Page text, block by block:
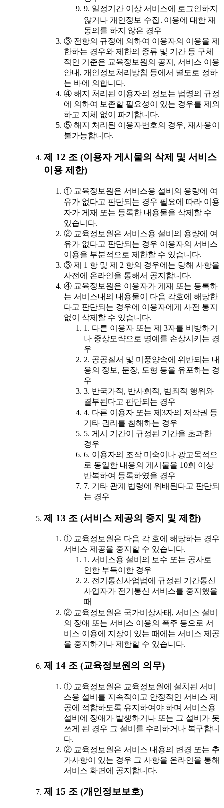
9. 일정기간 이상 서비스에 로그인하지
않거나 개인정보 수집․이용에 대한 재
동의를 하지 않은 경우
③ 전항의 규정에 의하여 이용자의 이용을 제
한하는 경우와 제한의 종류 및 기간 등 구체
적인 기준은 교육정보원의 공지, 서비스 이용
안내, 개인정보처리방침 등에서 별도로 정하
는 바에 의합니다.
④ 해지 처리된 이용자의 정보는 법령의 규정
에 의하여 보존할 필요성이 있는 경우를 제외
하고 지체 없이 파기합니다.
⑤ 해지 처리된 이용자번호의 경우, 재사용이
불가능합니다.
제 12 조 (이용자 게시물의 삭제 및 서비스
이용 제한)
① 교육정보원은 서비스용 설비의 용량에 여
유가 없다고 판단되는 경우 필요에 따라 이용
자가 게재 또는 등록한 내용물을 삭제할 수
있습니다.
② 교육정보원은 서비스용 설비의 용량에 여
유가 없다고 판단되는 경우 이용자의 서비스
이용을 부분적으로 제한할 수 있습니다.
③ 제 1 항 및 제 2 항의 경우에는 당해 사항을
사전에 온라인을 통해서 공지합니다.
④ 교육정보원은 이용자가 게재 또는 등록하
는 서비스내의 내용물이 다음 각호에 해당한
다고 판단되는 경우에 이용자에게 사전 통지
없이 삭제할 수 있습니다.
1. 다른 이용자 또는 제 3자를 비방하거
나 중상모략으로 명예를 손상시키는 경
우
2. 공공질서 및 미풍양속에 위반되는 내
용의 정보, 문장, 도형 등을 유포하는 경
우
3. 반국가적, 반사회적, 범죄적 행위와
결부된다고 판단되는 경우
4. 다른 이용자 또는 제3자의 저작권 등
기타 권리를 침해하는 경우
5. 게시 기간이 규정된 기간을 초과한
경우
6. 이용자의 조작 미숙이나 광고목적으
로 동일한 내용의 게시물을 10회 이상
반복하여 등록하였을 경우
7. 기타 관계 법령에 위배된다고 판단되
는 경우
제 13 조 (서비스 제공의 중지 및 제한)
① 교육정보원은 다음 각 호에 해당하는 경우
서비스 제공을 중지할 수 있습니다.
1. 서비스용 설비의 보수 또는 공사로
인한 부득이한 경우
2. 전기통신사업법에 규정된 기간통신
사업자가 전기통신 서비스를 중지했을
때
② 교육정보원은 국가비상사태, 서비스 설비
의 장애 또는 서비스 이용의 폭주 등으로 서
비스 이용에 지장이 있는 때에는 서비스 제공
을 중지하거나 제한할 수 있습니다.
제 14 조 (교육정보원의 의무)
① 교육정보원은 교육정보원에 설치된 서비
스용 설비를 지속적이고 안정적인 서비스 제
공에 적합하도록 유지하여야 하며 서비스용
설비에 장애가 발생하거나 또는 그 설비가 못
쓰게 된 경우 그 설비를 수리하거나 복구합니
다.
② 교육정보원은 서비스 내용의 변경 또는 추
가사항이 있는 경우 그 사항을 온라인을 통해
서비스 화면에 공지합니다.
제 15 조 (개인정보보호)